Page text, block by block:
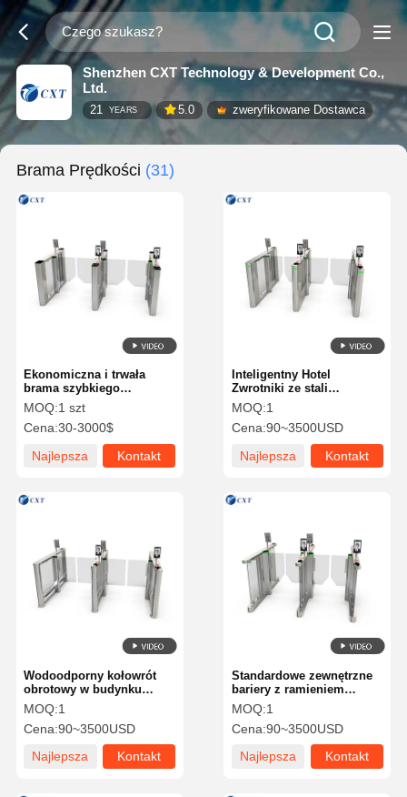
Shenzhen CXT Technology & Development Co.,
Ltd.
21 YEARS 5.0 zweryfikowane Dostawca
Brama Prędkości (31)
Ekonomiczna i trwała
brama szybkiego
przejścia, najlepiej
sprzedająca się na całym
świecie, w pełni
automatyczna brama
szybkiego przejścia z
MOQ:1 szt
Cena:30-3000$
Najlepsza
Kontakt
Inteligentny Hotel
Zwrotniki ze stali
nierdzewnej Zwrotniki ze
szkła Brama 114b
MOQ:1
Cena:90~3500USD
Najlepsza
Kontakt
Wodoodporny kołowrót
obrotowy w budynku
biurowym, na wysokości
pasa, ze szklanym
skrzydłem, model 114a
MOQ:1
Cena:90~3500USD
Najlepsza
Kontakt
Standardowe zewnętrzne
bariery z ramieniem
huśtawkowym
zintegrowane ze światłem
LED116
MOQ:1
Cena:90~3500USD
Najlepsza
Kontakt